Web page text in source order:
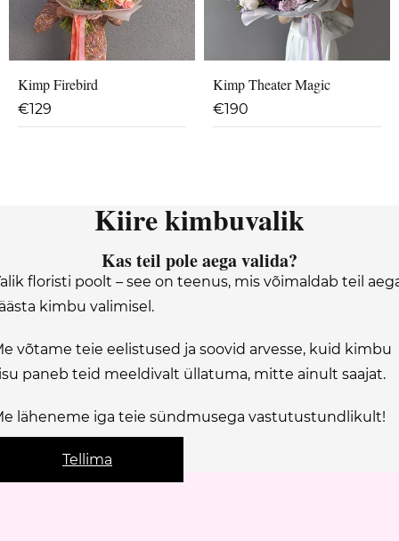
Kimp Firebird
€129
Kimp Theater Magic
€190
Kiire kimbuvalik
Kas teil pole aega valida?
floristi poolt – see on teenus, mis võimaldab teil
kimbu valimisel.
võtame teie eelistused ja soovid arvesse, kuid kimbu
paneb teid meeldivalt üllatuma, mitte ainult saajat.
läheneme iga teie sündmusega vastutustundlikult!
Tellima